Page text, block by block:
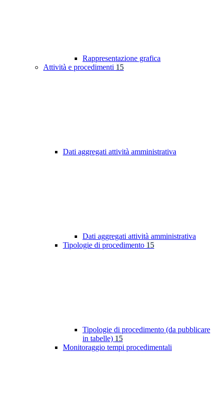
Rappresentazione grafica
Attività e procedimenti 15
Dati aggregati attività amministrativa
Dati aggregati attività amministrativa
Tipologie di procedimento 15
Tipologie di procedimento (da pubblicare
in tabelle) 15
Monitoraggio tempi procedimentali